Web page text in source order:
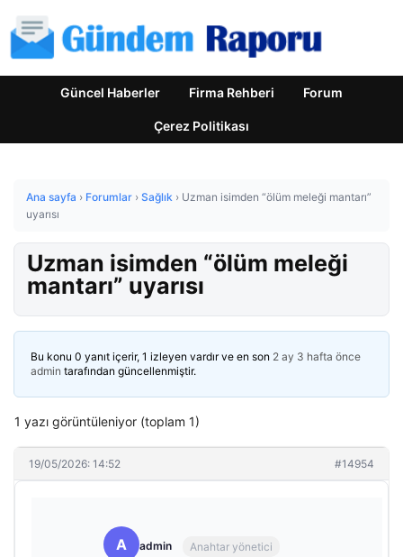
Güncel Haberler Firma Rehberi Forum
Çerez Politikası
Ana sayfa › Forumlar › Sağlık › Uzman isimden “ölüm meleği mantarı”
uyarısı
Uzman isimden “ölüm meleği
mantarı” uyarısı
Bu konu 0 yanıt içerir, 1 izleyen vardır ve en son 2 ay 3 hafta önce
admin tarafından güncellenmiştir.
1 yazı görüntüleniyor (toplam 1)
19/05/2026: 14:52 #14954
A admin Anahtar yönetici